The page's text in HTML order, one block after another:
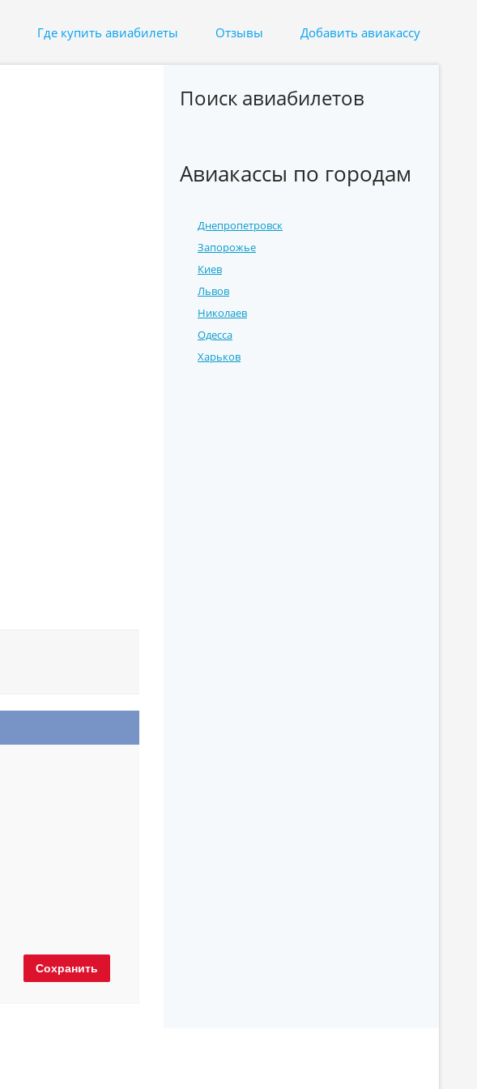
Где купить авиабилеты Отзывы Добавить авиакассу
Поиск авиабилетов
Авиакассы по городам
Днепропетровск
Запорожье
Киев
Львов
Николаев
Одесса
Харьков